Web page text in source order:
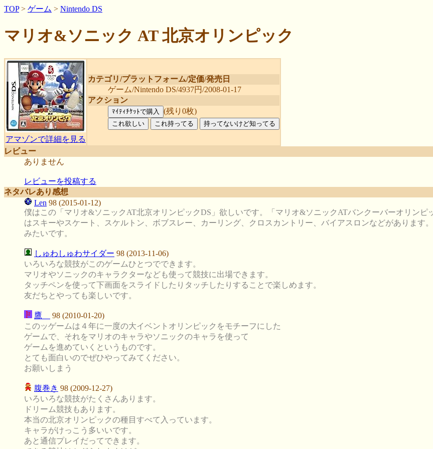
TOP> ゲーム > Nintendo DS
マリオ&ソニック AT 北京オリンピック
アマゾンで詳細を見る
カテゴリ/プラットフォーム/定価/発売日
ゲーム/Nintendo DS/4937円/2008-01-17
アクション
(残り0枚)
レビュー
ありません
レビューを投稿する
ネタバレあり感想
Len 98 (2015-01-12)
僕はこの「マリオ&ソニックAT北京オリンピックDS」欲しいです。「マリオ&ソニックATバンクーバーオリン
はスキーやスケート、スケルトン、ボブスレー、カーリング、クロスカントリー、バイアスロンなどがあります
みたいです。
しゅわしゅわサイダー 98 (2013-11-06)
いろいろな競技がこのゲームひとつでできます。
マリオやソニックのキャラクターなども使って競技に出場できます。
タッチペンを使って下画面をスライドしたりタッチしたりすることで楽しめます。
友だちとやっても楽しいです。
鷹
98 (2010-01-20)
このッゲームは４年に一度の大イベントオリンピックをモチーフにした
ゲームで、それをマリオのキャラやソニックのキャラを使って
ゲームを進めていくというものです。
とても面白いのでぜひやってみてください。
お願いしまう
腹巻き 98 (2009-12-27)
いろいろな競技がたくさんあります。
ドリーム競技もあります。
本当の北京オリンピックの種目すべて入っています。
キャラがけっこう多いいです。
あと通信プレイだってできます。